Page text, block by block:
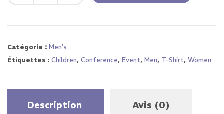
Catégorie : Men's
Étiquettes : Children, Conference, Event, Men, T-Shirt, Women
Description Avis (0)